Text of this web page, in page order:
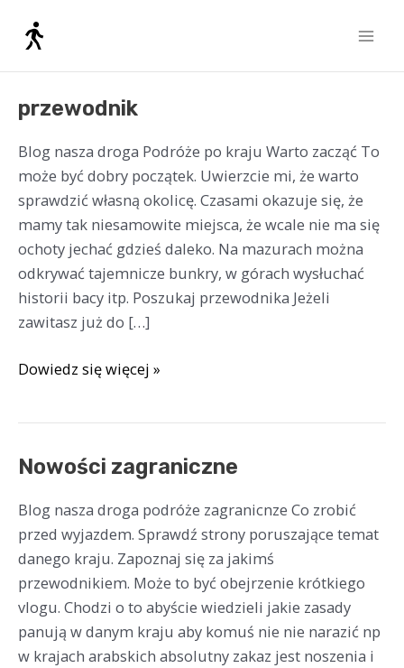
przewodnik
Blog nasza droga Podróże po kraju Warto zacząć To
może być dobry początek. Uwierzcie mi, że warto
sprawdzić własną okolicę. Czasami okazuje się, że
mamy tak niesamowite miejsca, że wcale nie ma się
ochoty jechać gdzieś daleko. Na mazurach można
odkrywać tajemnicze bunkry, w górach wysłuchać
historii bacy itp. Poszukaj przewodnika Jeżeli
zawitasz już do […]
przewodnik
Dowiedz się więcej »
Nowości zagraniczne
Blog nasza droga podróże zagranicnze Co zrobić
przed wyjazdem. Sprawdź strony poruszające temat
danego kraju. Zapoznaj się za jakimś
przewodnikiem. Może to być obejrzenie krótkiego
vlogu. Chodzi o to abyście wiedzieli jakie zasady
panują w danym kraju aby komuś nie nie narazić np
w krajach arabskich absolutny zakaz jest noszenia i
Nowości